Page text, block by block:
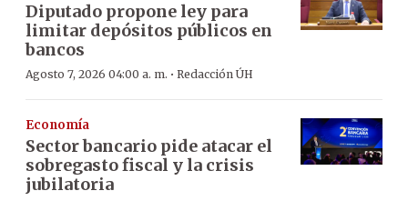
Diputado propone ley para
limitar depósitos públicos en
bancos
Agosto 7, 2026 04:00 a. m. · Redacción ÚH
Economía
Sector bancario pide atacar el
sobregasto fiscal y la crisis
jubilatoria